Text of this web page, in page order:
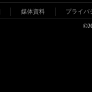
媒体資料 プライバ